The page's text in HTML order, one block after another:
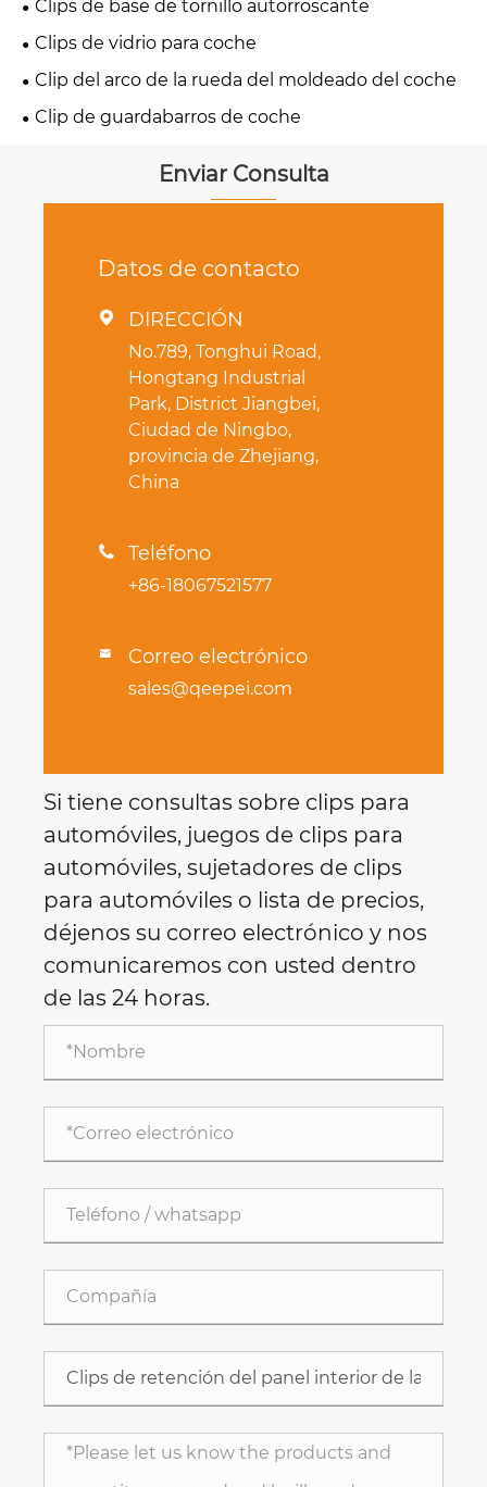
Clips de base de tornillo autorroscante
Clips de vidrio para coche
Clip del arco de la rueda del moldeado del coche
Clip de guardabarros de coche
Enviar Consulta
Datos de contacto
 DIRECCIÓN
No.789, Tonghui Road,
Hongtang Industrial
Park, District Jiangbei,
Ciudad de Ningbo,
provincia de Zhejiang,
China
 Teléfono
+86-18067521577
 Correo electrónico
sales@qeepei.com
Si tiene consultas sobre clips para
automóviles, juegos de clips para
automóviles, sujetadores de clips
para automóviles o lista de precios,
déjenos su correo electrónico y nos
comunicaremos con usted dentro
de las 24 horas.